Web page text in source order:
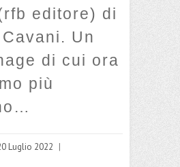
editore) di
Un
di cui ora
più
Luglio 2022 |